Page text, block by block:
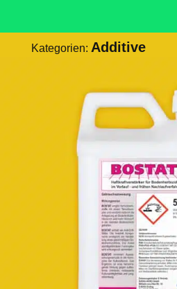
Kategorien: Additive